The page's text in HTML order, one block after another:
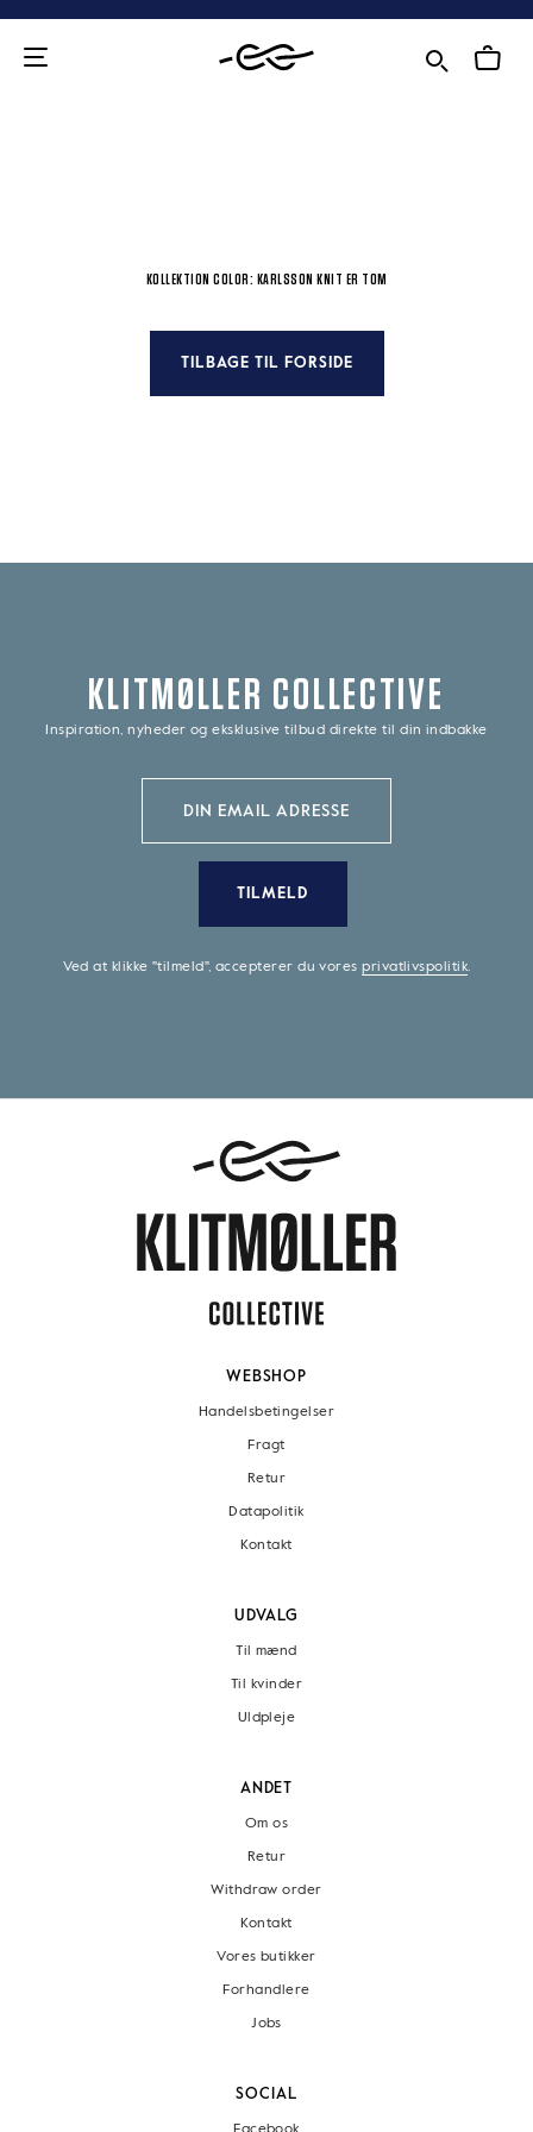
indhold
KOLLEKTION COLOR: KARLSSON KNIT ER TOM
TILBAGE TIL FORSIDE
KLITMØLLER COLLECTIVE
Inspiration, nyheder og eksklusive tilbud direkte til din indbakke
TILMELD
Ved at klikke "tilmeld", accepterer du voresprivatlivspolitik.
WEBSHOP
Handelsbetingelser
Fragt
Retur
Datapolitik
Kontakt
UDVALG
Til mænd
Til kvinder
Uldpleje
ANDET
Om os
Retur
Withdraw order
Kontakt
Vores butikker
Forhandlere
Jobs
SOCIAL